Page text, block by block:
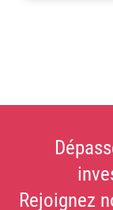
Rejoignez